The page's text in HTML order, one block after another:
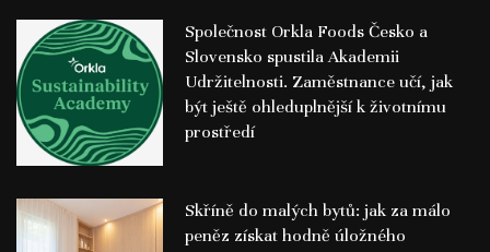
Společnost Orkla Foods Česko a
Slovensko spustila Akademii
Udržitelnosti. Zaměstnance učí, jak
být ještě ohleduplnější k životnímu
prostředí
Skříně do malých bytů: jak za málo
peněz získat hodně úložného